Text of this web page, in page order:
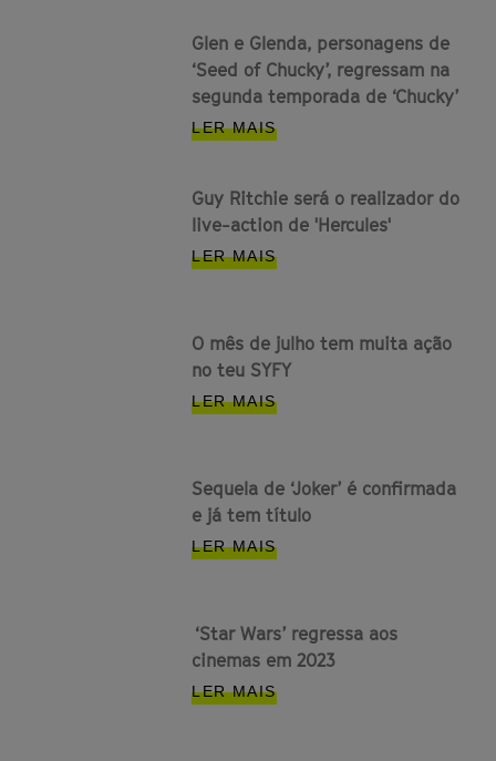
Glen e Glenda, personagens de
‘Seed of Chucky’, regressam na
segunda temporada de ‘Chucky’
LER MAIS
Guy Ritchie será o realizador do
live-action de 'Hercules'
LER MAIS
O mês de julho tem muita ação
no teu SYFY
LER MAIS
Sequela de ‘Joker’ é confirmada
e já tem título
LER MAIS
‘Star Wars’ regressa aos
cinemas em 2023
LER MAIS